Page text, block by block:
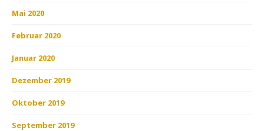
Mai 2020
Februar 2020
Januar 2020
Dezember 2019
Oktober 2019
September 2019